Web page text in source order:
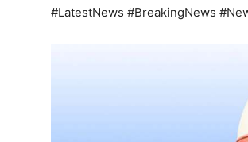
#LatestNews #BreakingNews